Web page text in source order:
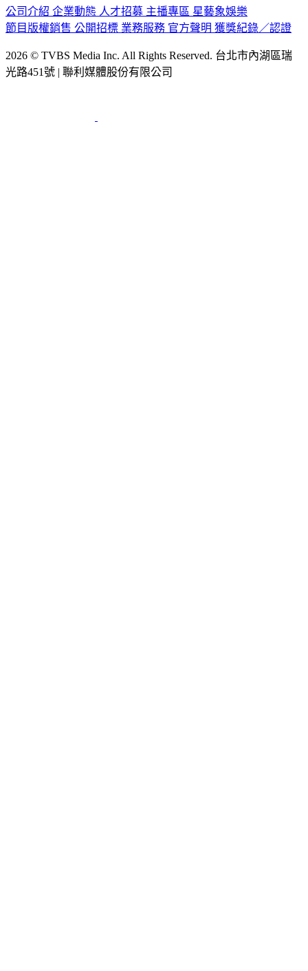
公司介紹 企業動態 人才招募 主播專區 星藝象娛樂
節目版權銷售 公開招標 業務服務 官方聲明 獲獎紀錄／認證
2026 © TVBS Media Inc. All Rights Reserved. 台北市內湖區瑞
光路451號 | 聯利媒體股份有限公司